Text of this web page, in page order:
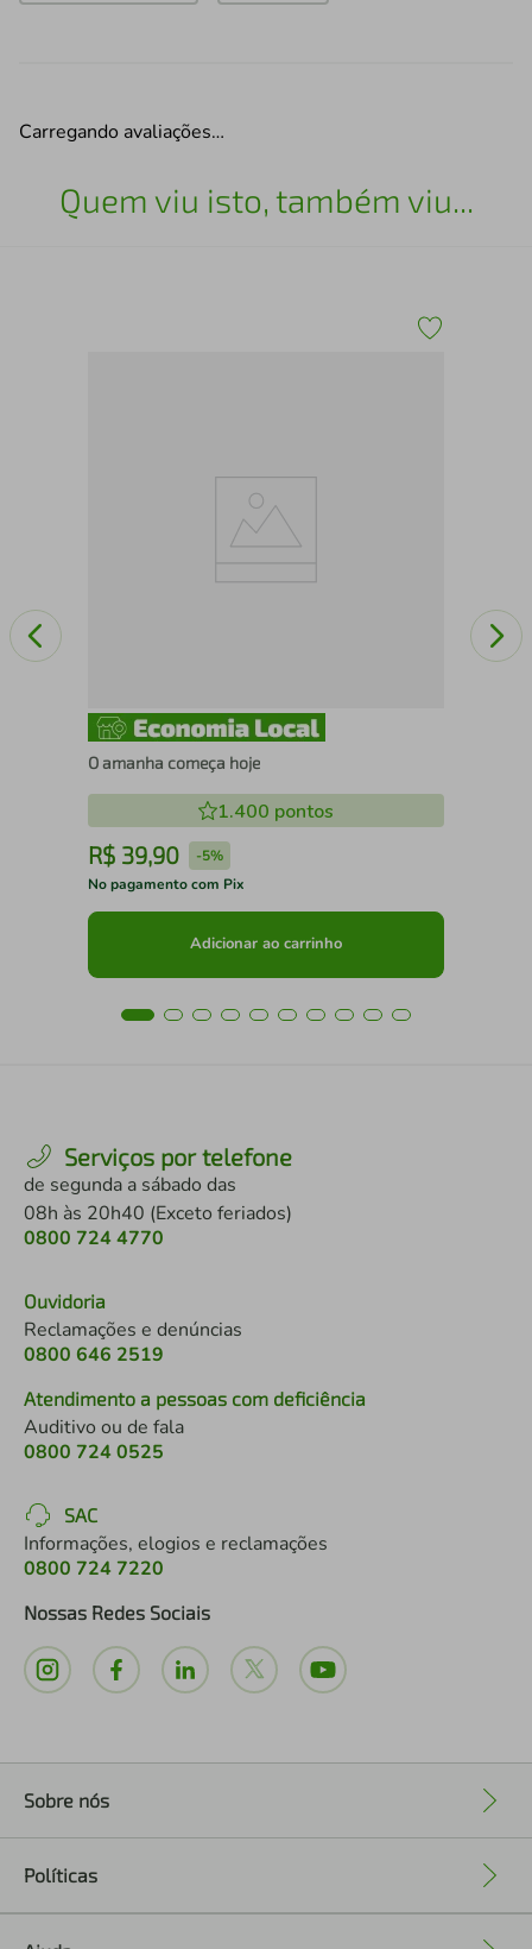
Carregando avaliações…
Quem viu isto, também viu...
O amanha começa hoje
1.400 pontos
R$ 39,90 -5%
No pagamento com Pix
Adicionar ao carrinho
Serviços por telefone
de segunda a sábado das
08h às 20h40 (Exceto feriados)
0800 724 4770
Ouvidoria
Reclamações e denúncias
0800 646 2519
Atendimento a pessoas com deficiência
Auditivo ou de fala
0800 724 0525
SAC
Informações, elogios e reclamações
0800 724 7220
Nossas Redes Sociais
Sobre nós
Políticas